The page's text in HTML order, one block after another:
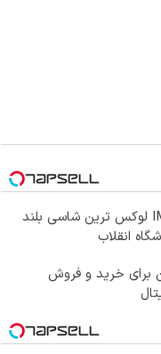
بازدید از IM LS7 لوکس ترین شاسی بلند
انقلاب
برای خرید و فروش